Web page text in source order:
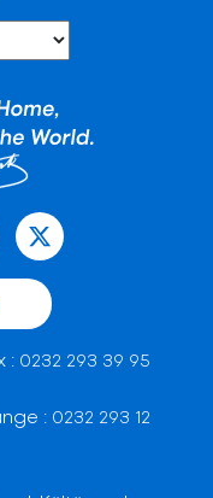
: 0232 293 39 95
: 0232 293 12